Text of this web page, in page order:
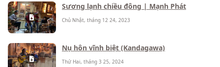
Sương lạnh chiều đông | Mạnh Phát
Chủ Nhật, tháng 12 24, 2023
Nụ hôn vĩnh biệt (Kandagawa)
Thứ Hai, tháng 3 25, 2024